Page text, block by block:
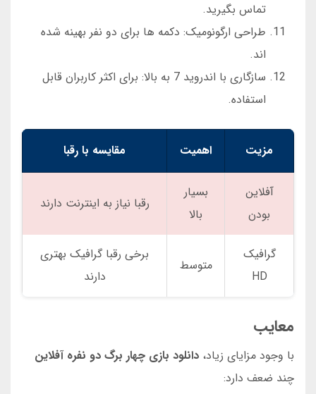
تماس بگیرید.
طراحی ارگونومیک: دکمه ها برای دو نفر بهینه شده
اند.
سازگاری با اندروید 7 به بالا: برای اکثر کاربران قابل
استفاده.
مزیت اهمیت مقایسه با رقبا
آفلاین
بودن
بسیار
بالا
رقبا نیاز به اینترنت دارند
گرافیک
HD
متوسط
برخی رقبا گرافیک بهتری
دارند
معایب
با وجود مزایای زیاد، دانلود بازی چهار برگ دو نفره آفلاین
چند ضعف دارد: